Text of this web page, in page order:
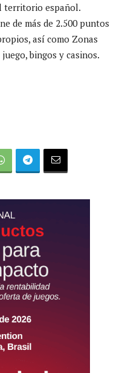
territorio español.
de más de 2.500 puntos
así como Zonas
bingos y casinos.